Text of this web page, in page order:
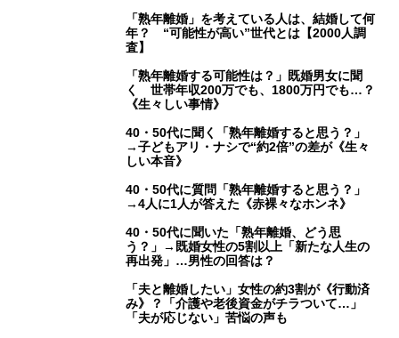
「熟年離婚」を考えている人は、結婚して何
年？ “可能性が高い”世代とは【2000人調
査】
「熟年離婚する可能性は？」既婚男女に聞
く 世帯年収200万でも、1800万円でも…？
《生々しい事情》
40・50代に聞く「熟年離婚すると思う？」
→子どもアリ・ナシで“約2倍”の差が《生々
しい本音》
40・50代に質問「熟年離婚すると思う？」
→4人に1人が答えた《赤裸々なホンネ》
40・50代に聞いた「熟年離婚、どう思
う？」→既婚女性の5割以上「新たな人生の
再出発」…男性の回答は？
「夫と離婚したい」女性の約3割が《行動済
み》？「介護や老後資金がチラついて…」
「夫が応じない」苦悩の声も